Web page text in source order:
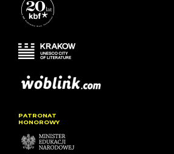
PATRONAT
HONOROWY